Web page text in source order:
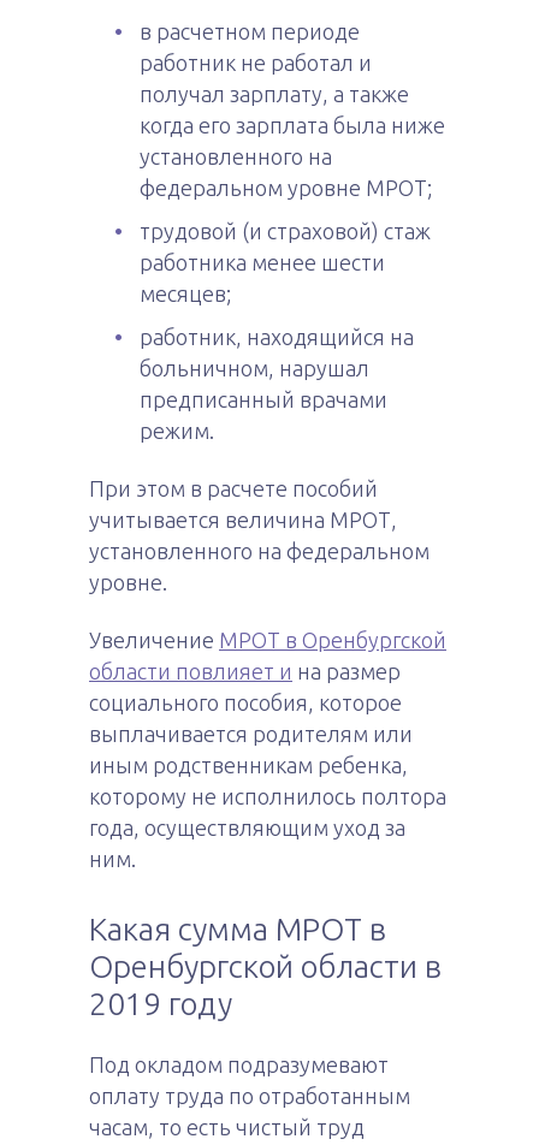
в расчетном периоде
работник не работал и
получал зарплату, а также
когда его зарплата была ниже
установленного на
федеральном уровне МРОТ;
трудовой (и страховой) стаж
работника менее шести
месяцев;
работник, находящийся на
больничном, нарушал
предписанный врачами
режим.
При этом в расчете пособий
учитывается величина МРОТ,
установленного на федеральном
уровне.
Увеличение МРОТ в Оренбургской
области повлияет и на размер
социального пособия, которое
выплачивается родителям или
иным родственникам ребенка,
которому не исполнилось полтора
года, осуществляющим уход за
ним.
Какая сумма МРОТ в
Оренбургской области в
2019 году
Под окладом подразумевают
оплату труда по отработанным
часам, то есть чистый труд